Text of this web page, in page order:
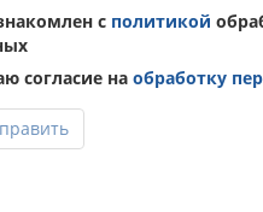
с политикой
согласие на обработку